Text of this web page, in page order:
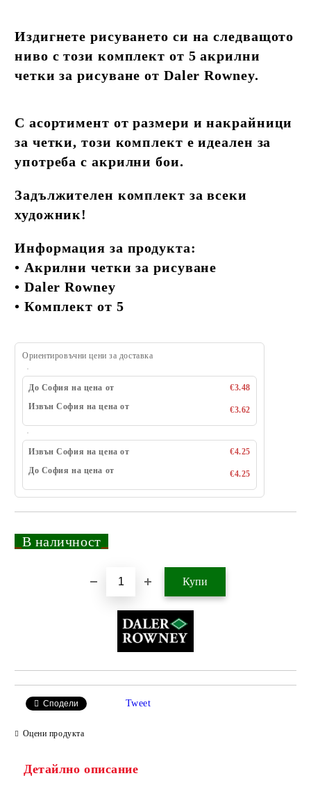
Издигнете рисуването си на следващото
ниво с този комплект от 5 акрилни
четки за рисуване от Daler Rowney.
С асортимент от размери и накрайници
за четки, този комплект е идеален за
употреба с акрилни бои.
Задължителен комплект за всеки
художник!
Информация за продукта:
• Акрилни четки за рисуване
• Daler Rowney
• Комплект от 5
Ориентировъчни цени за доставка
До София на цена от
€3.48
Извън София на цена от
€3.62
Извън София на цена от
€4.25
До София на цена от
€4.25
В наличност
Сподели Tweet
Оцени продукта
Детайлно описание